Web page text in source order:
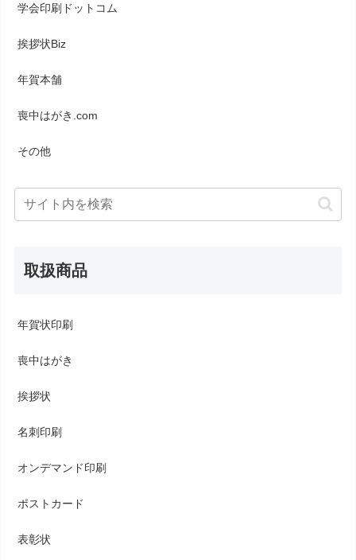
学会印刷ドットコム
挨拶状Biz
年賀本舗
喪中はがき.com
その他
取扱商品
年賀状印刷
喪中はがき
挨拶状
名刺印刷
オンデマンド印刷
ポストカード
表彰状